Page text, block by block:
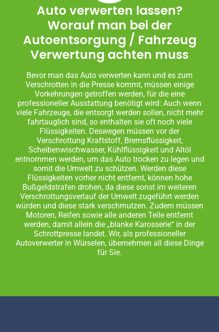
Auto verwerten lassen?
Worauf man bei der
Autoentsorgung / Fahrzeug
Verwertung achten muss
Bevor man das Auto verwerten kann und es zum
Verschrotten in die Presse kommt, müssen einige
Vorkehrungen getroffen werden, für die eine
professioneller Ausstattung benötigt wird: Auch wenn
viele Fahrzeuge, die entsorgt werden sollen, nicht mehr
fahrtauglich sind, so enthalten sie oft noch viele
Flüssigkeiten. Deswegen müssen vor der
Verschrottung Kraftstoff, Bremsflüssigkeit,
Scheibenwischwasser, Kühlflüssigkeit und Altöl
entnommen werden, um das Auto trocken zu legen und
somit die Umwelt zu schützen. Werden diese
Flüssigkeiten vorher nicht entfernt, können hohe
Bußgeldstrafen drohen, da diese sonst im weiteren
Verschrottungsverlauf der Umwelt zugeführt werden
würden und diese stark verschmutzen. Zudem müssen
Motoren, Reifen sowie alle anderen Teile entfernt
werden, damit allein die „blanke Karosserie“ in der
Schrottpresse landet. Wir, als professioneller
Autoverwerter in Würselen, übernehmen all diese Dinge
für Sie.